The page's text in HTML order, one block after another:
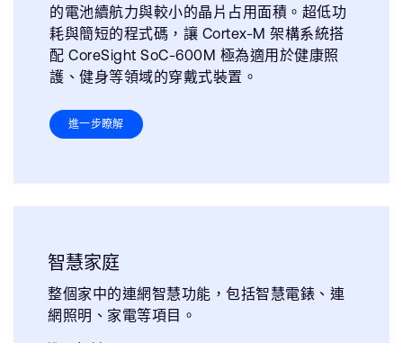
的電池續航力與較小的晶片占用面積。超低功
耗與簡短的程式碼，讓 Cortex-M 架構系統搭
配 CoreSight SoC-600M 極為適用於健康照
護、健身等領域的穿戴式裝置。
進一步瞭解
智慧家庭
整個家中的連網智慧功能，包括智慧電錶、連
網照明、家電等項目。